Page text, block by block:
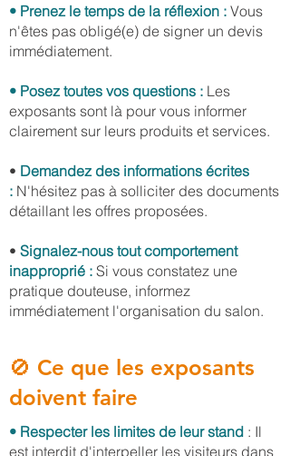
• Prenez le temps de la réflexion : Vous
n'êtes pas obligé(e) de signer un devis
immédiatement.
• Posez toutes vos questions : Les
exposants sont là pour vous informer
clairement sur leurs produits et services.
• Demandez des informations écrites
: N'hésitez pas à solliciter des documents
détaillant les offres proposées.
• Signalez-nous tout comportement
inapproprié : Si vous constatez une
pratique douteuse, informez
immédiatement l'organisation du salon.
🚫 Ce que les exposants
doivent faire
• Respecter les limites de leur stand : Il
est interdit d'interpeller les visiteurs dans